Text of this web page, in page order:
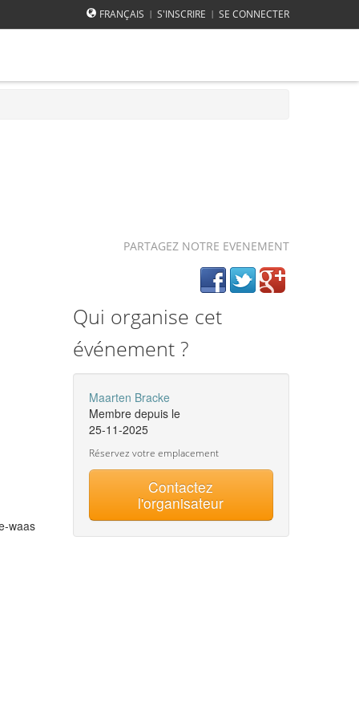
FRANÇAIS | S'INSCRIRE | SE CONNECTER
PARTAGEZ NOTRE EVENEMENT
waas
Qui organise cet
événement ?
Maarten Bracke
Membre depuis le
25-11-2025
Réservez votre emplacement
Contactez
l'organisateur